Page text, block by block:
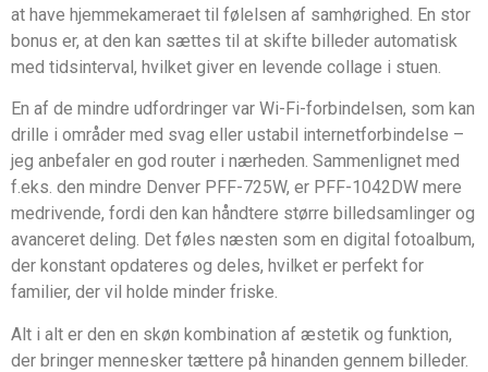
at have hjemmekameraet til følelsen af samhørighed. En stor
bonus er, at den kan sættes til at skifte billeder automatisk
med tidsinterval, hvilket giver en levende collage i stuen.
En af de mindre udfordringer var Wi-Fi-forbindelsen, som kan
drille i områder med svag eller ustabil internetforbindelse –
jeg anbefaler en god router i nærheden. Sammenlignet med
f.eks. den mindre Denver PFF-725W, er PFF-1042DW mere
medrivende, fordi den kan håndtere større billedsamlinger og
avanceret deling. Det føles næsten som en digital fotoalbum,
der konstant opdateres og deles, hvilket er perfekt for
familier, der vil holde minder friske.
Alt i alt er den en skøn kombination af æstetik og funktion,
der bringer mennesker tættere på hinanden gennem billeder.